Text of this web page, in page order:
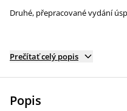
Druhé, přepracované vydání
Prečítať celý popis
Popis